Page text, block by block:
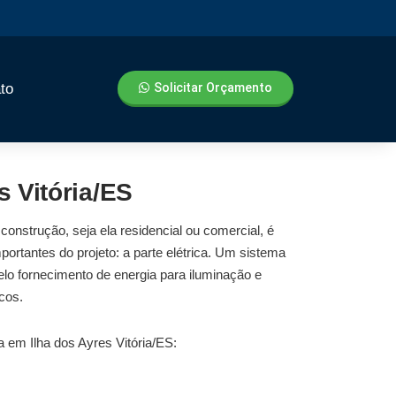
Solicitar Orçamento
Vitória/ES
seja ela residencial ou comercial, é
do projeto: a parte elétrica. Um sistema
fornecimento de energia para iluminação e
Ilha dos Ayres Vitória/ES: